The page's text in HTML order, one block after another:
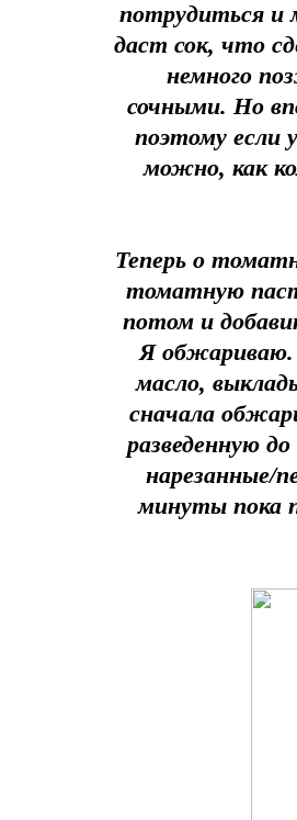
потрудиться и
даст сок, что
немного
сочными. Но
поэтому если
можно, как
Теперь о
томатную
потом и
Я обжариваю.
масло,
сначала
разведенную
нарезанные/
минуты пока